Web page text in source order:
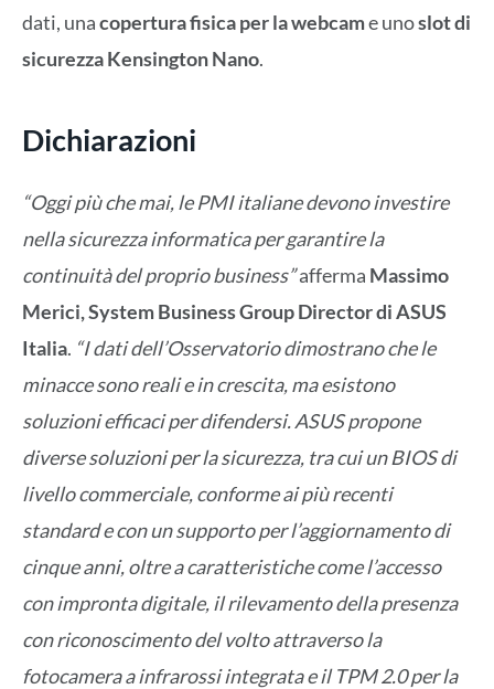
dati, unacopertura fisica per la webcame unoslot di
sicurezza Kensington Nano.
Dichiarazioni
“Oggi più che mai, le PMI italiane devono investire
nella sicurezza informatica per garantire la
continuità del proprio business”afferma Massimo
Merici, System Business Group Director di ASUS
Italia. “I dati dell’Osservatorio dimostrano che le
minacce sono reali e in crescita, ma esistono
soluzioni efficaci per difendersi. ASUS propone
diverse soluzioni per la sicurezza, tra cui un BIOS di
livello commerciale, conforme ai più recenti
standard e con un supporto per l’aggiornamento di
cinque anni, oltre a caratteristiche come l’accesso
con impronta digitale, il rilevamento della presenza
con riconoscimento del volto attraverso la
fotocamera a infrarossi integrata e il TPM 2.0 per la